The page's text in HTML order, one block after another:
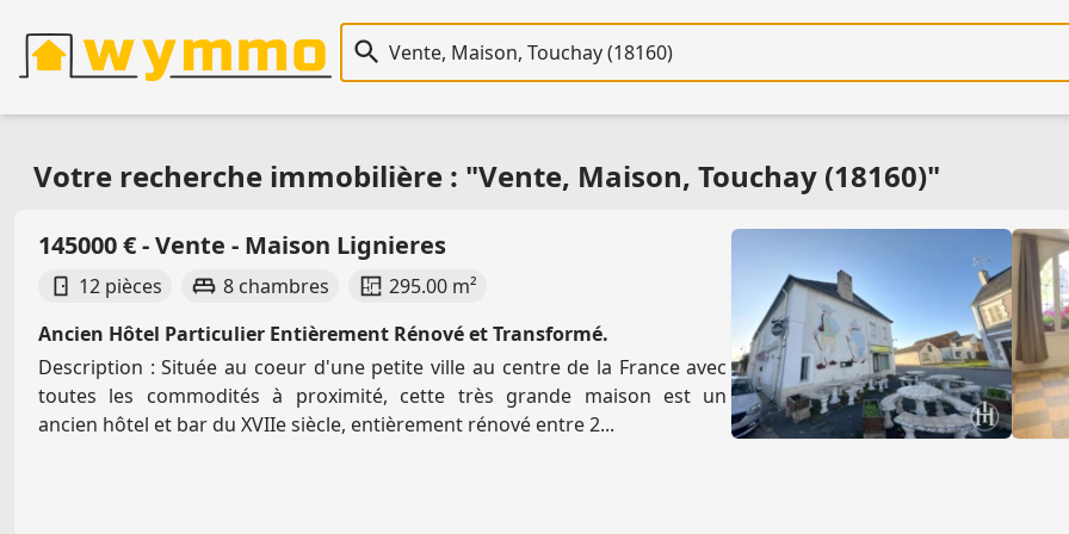
Recherche immobilière
Votre recherche immobilière : "Vente, Maison, Touchay (18160)"
145000 € - Vente - Maison Lignieres
12 pièces 8 chambres
295.00 m²
Ancien Hôtel Particulier Entièrement Rénové et Transformé.
Description : Située au coeur d'une petite ville au centre de la France avec
toutes les commodités à proximité, cette très grande maison est un
ancien hôtel et bar du XVIIe siècle, entièrement rénové entre 2...